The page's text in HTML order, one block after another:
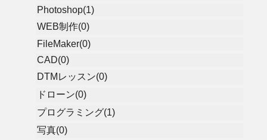
Photoshop(1)
WEB制作(0)
FileMaker(0)
CAD(0)
DTMレッスン(0)
ドローン(0)
プログラミング(1)
写真(0)